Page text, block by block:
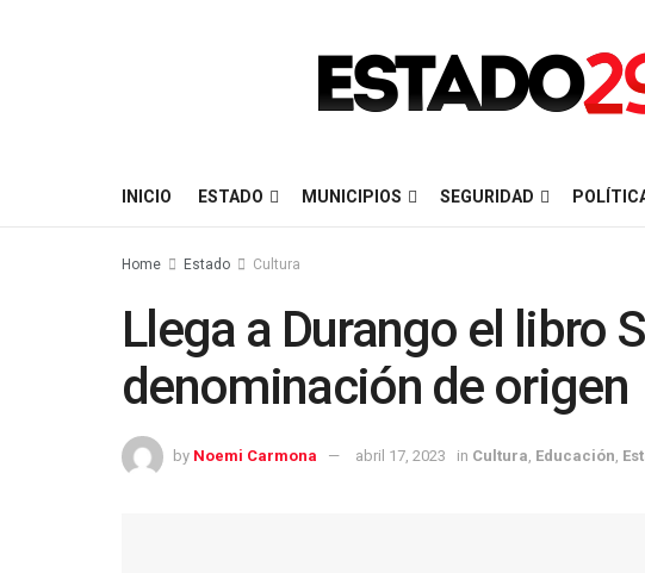
INICIO ESTADO MUNICIPIOS SEGURIDAD
Home Estado Cultura
Llega a Durango el libro
denominación de origen
by Noemi Carmona abril 17, 2023 in Cultura Educación